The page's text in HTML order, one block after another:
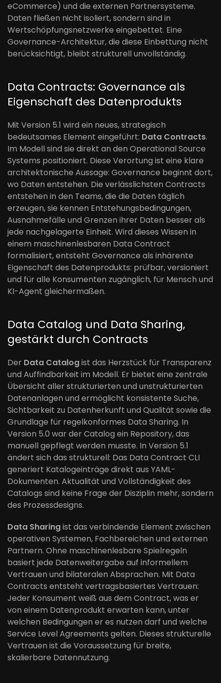
eCommerce) und die externen Partnersysteme.
Daten fließen nicht isoliert, sondern sind in
Wertschöpfungsnetzwerke eingebettet. Eine
Governance-Architektur, die diese Einbettung nicht
berücksichtigt, bleibt strukturell unvollständig.
Data Contracts: Governance als
Eigenschaft des Datenprodukts
Mit Version 5.1 wird ein neues, strategisch
bedeutsames Element eingeführt: Data Contracts.
Im Modell sind sie direkt an den Operational Source
Systems positioniert. Diese Verortung ist eine klare
architektonische Aussage: Governance beginnt dort,
wo Daten entstehen. Die verlässlichsten Contracts
entstehen in den Teams, die die Daten täglich
erzeugen, sie kennen Entstehungsbedingungen,
Ausnahmefälle und Grenzen ihrer Daten besser als
jede nachgelagerte Einheit. Wird dieses Wissen in
einem maschinenlesbaren Data Contract
formalisiert, entsteht Governance als inhärente
Eigenschaft des Datenprodukts: prüfbar, versioniert
und für alle Konsumenten zugänglich, für Mensch und
KI-Agent gleichermaßen.
Data Catalog und Data Sharing,
gestärkt durch Contracts
Der Data Catalogist das Herzstück für Transparenz
und Auffindbarkeit im Modell. Er bietet eine zentrale
Übersicht aller strukturierten und unstrukturierten
Datenanlagen und ermöglicht konsistente Suche,
Sichtbarkeit zu Datenherkunft und Qualität sowie die
Grundlage für regelkonformes Data Sharing. In
Version 5.0 war der Catalog ein Repository, das
manuell gepflegt werden musste. In Version 5.1
ändert sich das strukturell: Das Data Contract CLI
generiert Katalogeinträge direkt aus YAML-
Dokumenten. Aktualität und Vollständigkeit des
Catalogs sind keine Frage der Disziplin mehr, sondern
des Prozessdesigns.
Data Sharingist das verbindende Element zwischen
operativen Systemen, Fachbereichen und externen
Partnern. Ohne maschinenlesbare Spielregeln
basiert jede Datenweitergabe auf informellem
Vertrauen und bilateralen Absprachen. Mit Data
Contracts entsteht vertragsbasiertes Vertrauen:
Jeder Konsument weiß aus dem Contract, was er
von einem Datenprodukt erwarten kann, unter
welchen Bedingungen er es nutzen darf und welche
Service Level Agreements gelten. Dieses strukturelle
Vertrauen ist die Voraussetzung für breite,
skalierbare Datennutzung.